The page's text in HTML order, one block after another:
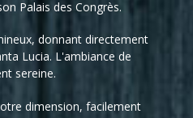
Palais des Congrès.
donnant directement
Lucia. L'ambiance de
sereine.
dimension, facilement